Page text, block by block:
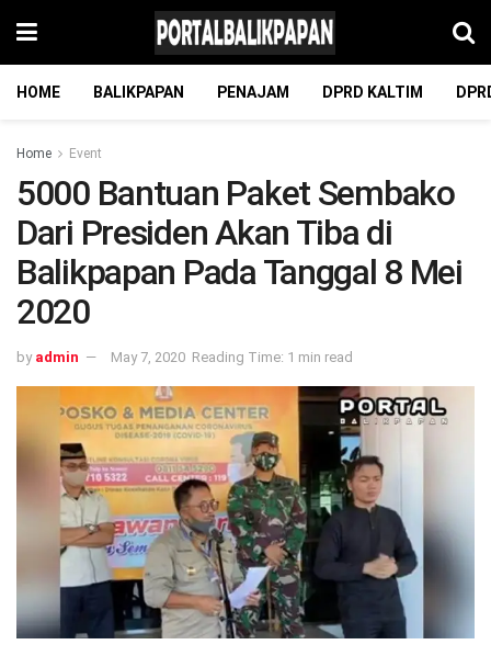
HOME BALIKPAPAN PENAJAM DPRD KALTIM
Home Event
5000 Bantuan Paket Sembako
Dari Presiden Akan Tiba di
Balikpapan Pada Tanggal 8 Mei
2020
by admin May 7, 2020 Reading Time: 1 min read